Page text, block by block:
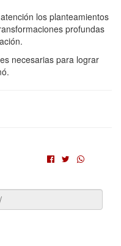
los planteamientos
profundas
necesarias para lograr